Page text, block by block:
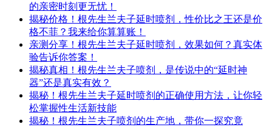
的亲密时刻更无忧！
揭秘价格！根先生兰夫子延时喷剂，性价比之王还是价
格不菲？我来给你算算账！
亲测分享！根先生兰夫子延时喷剂，效果如何？真实体
验告诉你答案！
揭秘真相！根先生兰夫子喷剂，是传说中的“延时神
器”还是真实有效？
揭秘！根先生兰夫子延时喷剂的正确使用方法，让你轻
松掌握性生活新技能
揭秘！根先生兰夫子喷剂的生产地，带你一探究竟